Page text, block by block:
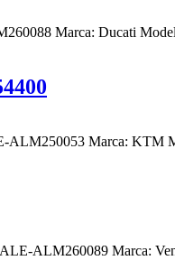
Marca: Ducati
Marca: KTM
ALM260089 Marca: